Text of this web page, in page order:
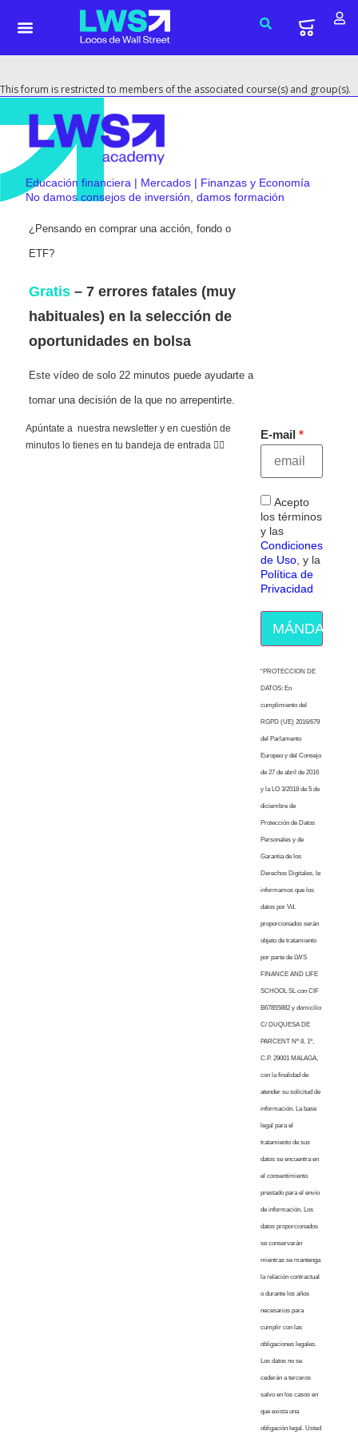
This forum is restricted to members of the associated course(s) and group(s).
Educación financiera | Mercados | Finanzas y Economía
No damos consejos de inversión, damos formación
¿Pensando en comprar una acción, fondo o
ETF?
Gratis – 7 errores fatales (muy
habituales) en la selección de
oportunidades en bolsa
Este vídeo de solo 22 minutos puede ayudarte a
tomar una decisión de la que no arrepentirte.
Apúntate a nuestra newsletter y en cuestión de
minutos lo tienes en tu bandeja de entrada 👇🏻
E-mail
Acepto
los términos
y las
Condiciones
de Uso, y la
Política de
Privacidad
MÁNDAME
“PROTECCION DE
DATOS: En
cumplimiento del
RGPD (UE) 2016/679
del Parlamento
Europeo y del Consejo
de 27 de abril de 2016
y la LO 3/2018 de 5 de
diciembre de
Protección de Datos
Personales y de
Garantía de los
Derechos Digitales, le
informamos que los
datos por Vd.
proporcionados serán
objeto de tratamiento
por parte de LWS
FINANCE AND LIFE
SCHOOL SL con CIF
B67855882 y domicilio
C/ DUQUESA DE
PARCENT Nº 8, 1º,
C.P. 29001 MALAGA,
con la finalidad de
atender su solicitud de
información. La base
legal para el
tratamiento de sus
datos se encuentra en
el consentimiento
prestado para el envío
de información. Los
datos proporcionados
se conservarán
mientras se mantenga
la relación contractual
o durante los años
necesarios para
cumplir con las
obligaciones legales.
Los datos no se
cederán a terceros
salvo en los casos en
que exista una
obligación legal. Usted